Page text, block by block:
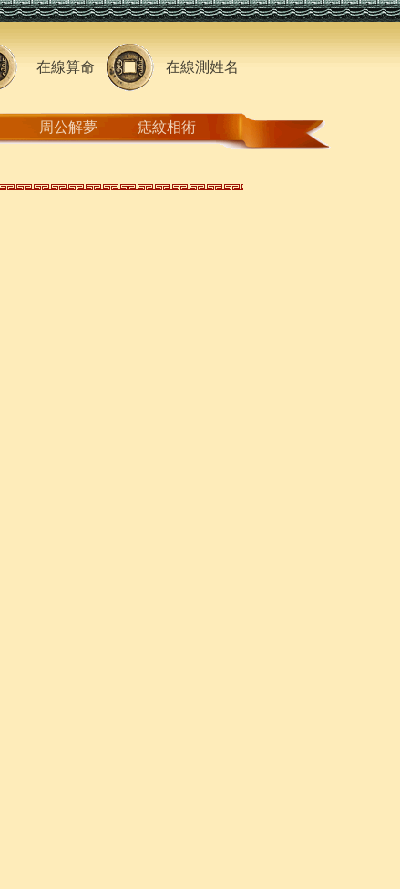
在線算命 在線測姓名
周公解夢 痣紋相術